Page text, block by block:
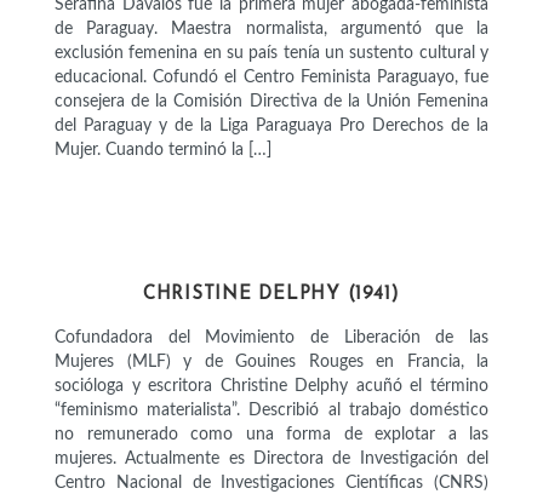
Serafina Dávalos fue la primera mujer abogada-feminista
de Paraguay. Maestra normalista, argumentó que la
exclusión femenina en su país tenía un sustento cultural y
educacional. Cofundó el Centro Feminista Paraguayo, fue
consejera de la Comisión Directiva de la Unión Femenina
del Paraguay y de la Liga Paraguaya Pro Derechos de la
Mujer. Cuando terminó la […]
CHRISTINE DELPHY (1941)
Cofundadora del Movimiento de Liberación de las
Mujeres (MLF) y de Gouines Rouges en Francia, la
socióloga y escritora Christine Delphy acuñó el término
“feminismo materialista”. Describió al trabajo doméstico
no remunerado como una forma de explotar a las
mujeres. Actualmente es Directora de Investigación del
Centro Nacional de Investigaciones Científicas (CNRS)